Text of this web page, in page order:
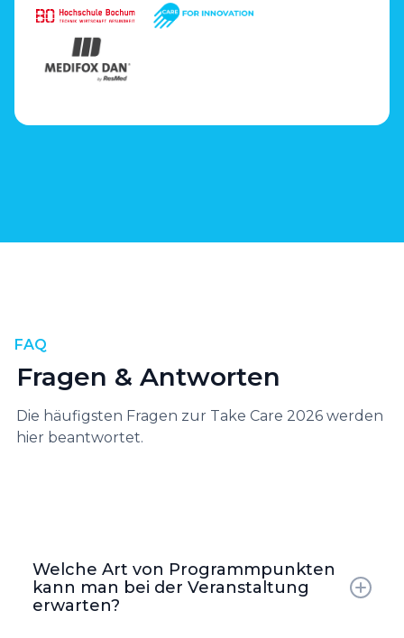
FAQ
Fragen & Antworten
Die häufigsten Fragen zur Take Care 2026 werden
hier beantwortet.
Welche Art von Programmpunkten
kann man bei der Veranstaltung
erwarten?